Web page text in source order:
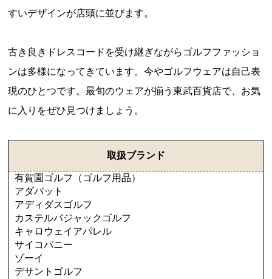
すいデザインが店頭に並びます。
古き良きドレスコードを受け継ぎながらゴルフファッショ
ンは多様になってきています。今やゴルフウェアは自己表
現のひとつです。最旬のウェアが揃う東武百貨店で、お気
に入りをぜひ見つけましょう。
取扱ブランド
有賀園ゴルフ（ゴルフ用品）
アダバット
アディダスゴルフ
カステルバジャックゴルフ
キャロウェイアパレル
サイコバニー
ゾーイ
デサントゴルフ